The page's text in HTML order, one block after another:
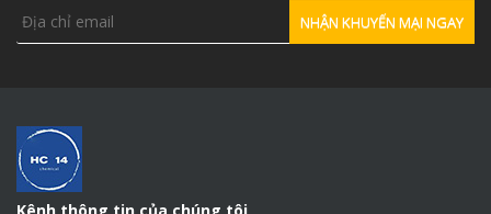
Kênh thông tin của chúng tôi